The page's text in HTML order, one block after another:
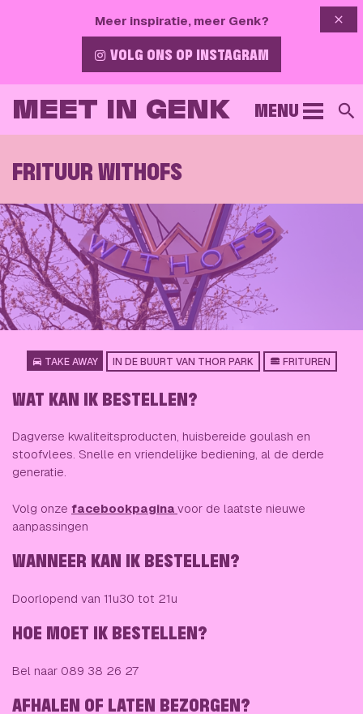
Meer inspiratie, meer Genk?
VOLG ONS OP INSTAGRAM
MEET IN GENK MENU
FRITUUR WITHOFS
TAKE AWAY IN DE BUURT VAN THOR PARK FRITUREN
WAT KAN IK BESTELLEN?
Dagverse kwaliteitsproducten, huisbereide goulash en
stoofvlees. Snelle en vriendelijke bediening, al de derde
generatie.
Volg onze facebookpagina voor de laatste nieuwe
aanpassingen
WANNEER KAN IK BESTELLEN?
Doorlopend van 11u30 tot 21u
HOE MOET IK BESTELLEN?
Bel naar 089 38 26 27
AFHALEN OF LATEN BEZORGEN?